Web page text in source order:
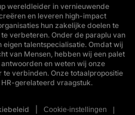
wereldleider in vernieuwende
en leveren high-impact
hun zakelijke doelen te
verbeteren. Onder de paraplu van
talentspecialisatie. Omdat wij
van Mensen, hebben wij een palet
en weten wij onze
te verbinden. Onze totaalpropositie
gerelateerd vraagstuk.
Cookie-instellingen